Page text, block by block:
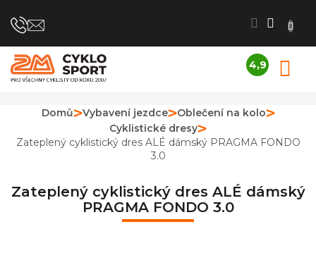
na
4,9
obchodu
je
z
Domů Vybavení jezdce
Oblečení na kolo
Cyklistické dresy
Zateplený cyklistický dres ALÉ dámský PRAGMA FONDO
3.0
Zateplený cyklistický dres ALÉ dámský
PRAGMA FONDO 3.0